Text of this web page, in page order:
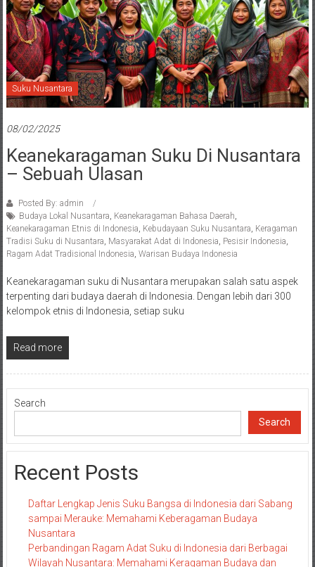
Suku Nusantara
08/02/2025
Keanekaragaman Suku Di Nusantara
– Sebuah Ulasan
Posted By: admin
Budaya Lokal Nusantara, Keanekaragaman Bahasa Daerah,
Keanekaragaman Etnis di Indonesia, Kebudayaan Suku Nusantara, Keragaman
Tradisi Suku di Nusantara, Masyarakat Adat di Indonesia, Pesisir Indonesia,
Ragam Adat Tradisional Indonesia, Warisan Budaya Indonesia
Keanekaragaman suku di Nusantara merupakan salah satu aspek
terpenting dari budaya daerah di Indonesia. Dengan lebih dari 300
kelompok etnis di Indonesia, setiap suku
Read more
Search
Search
Recent Posts
Daftar Lengkap Jenis Suku Bangsa di Indonesia dari Sabang
sampai Merauke: Memahami Keberagaman Budaya
Nusantara
Perbandingan Ragam Adat Suku di Indonesia dari Berbagai
Wilayah Nusantara: Memahami Keragaman Budaya dan